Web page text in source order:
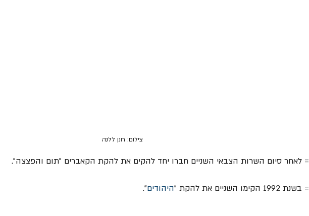
צילום: רונן ללנה
= לאחר סיום השרות הצבאי השניים חברו יחד להקים את להקת הקאברים "תום והפצצה".
= בשנת 1992 הקימו השניים את להקת " היהודים".